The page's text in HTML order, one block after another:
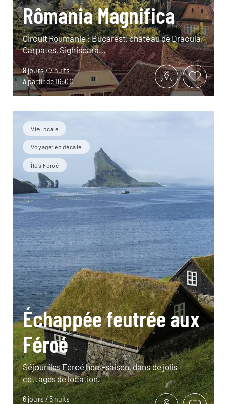
Rômania Magnifica
Circuit Roumanie : Bucarest, château de Dracula,
Carpates, Sighisoara…
8 jours / 7 nuits
à partir de 1650€
Vie locale
Voyager en décalé
Îles Féroé
Échappée feutrée aux
Féroé
Séjour îles Féroé hors-saison, dans de jolis
cottages de location.
6 jours / 5 nuits